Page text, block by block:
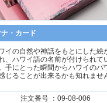
ナ・カード
イの自然や神話をもとにした絵
、ハワイ語の名前が付けられて
手にとった瞬間からハワイのパ
じることが出来るかも知れませ
注文番号 ：09-08-006